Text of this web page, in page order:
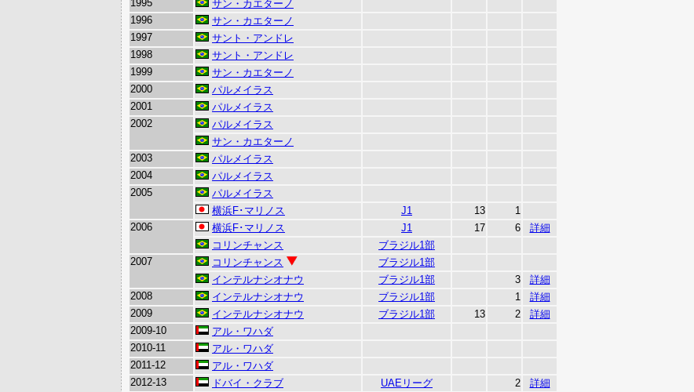
1995
サン・カエターノ
1996
サン・カエターノ
1997
サント・アンドレ
1998
サント・アンドレ
1999
サン・カエターノ
2000
パルメイラス
2001
パルメイラス
2002
パルメイラス
サン・カエターノ
2003
パルメイラス
2004
パルメイラス
2005
パルメイラス
横浜F･マリノス
J1 13
1
2006
横浜F･マリノス J1 17 6
詳細
コリンチャンス
ブラジル1部
2007
コリンチャンス
ブラジル1部
インテルナシオナウ
ブラジル1部 3
詳細
2008
インテルナシオナウ ブラジル1部 1
詳細
2009
インテルナシオナウ ブラジル1部 13 2
詳細
2009-10
アル・ワハダ
2010-11
アル・ワハダ
2011-12
アル・ワハダ
2012-13
ドバイ・クラブ UAEリーグ 2
詳細